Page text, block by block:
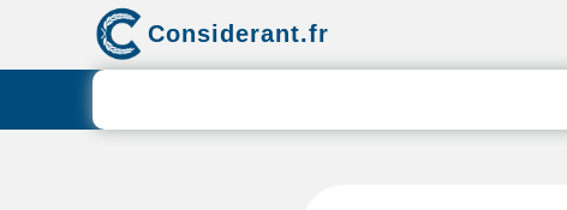
Considerant.fr